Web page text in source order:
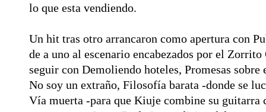
lo que esta vendiendo.
Un hit tras otro arrancaron como apertura con
de a uno al escenario encabezados por el
seguir con Demoliendo hoteles, Promesas
No soy un extraño, Filosofía barata -donde se
Vía muerta -para que Kiuje combine su guitarra